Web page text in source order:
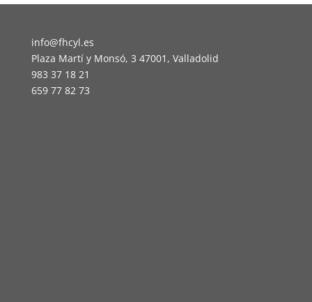
info@fhcyl.es
Plaza Martí y Monsó, 3 47001, Valladolid
983 37 18 21
659 77 82 73